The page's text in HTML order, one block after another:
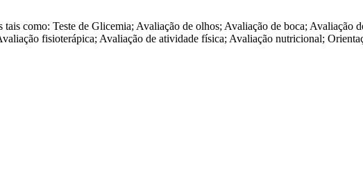
tais como: Teste de Glicemia; Avaliação de olhos; Avaliação de boca; Avaliação
fisioterápica; Avaliação de atividade física; Avaliação nutricional;